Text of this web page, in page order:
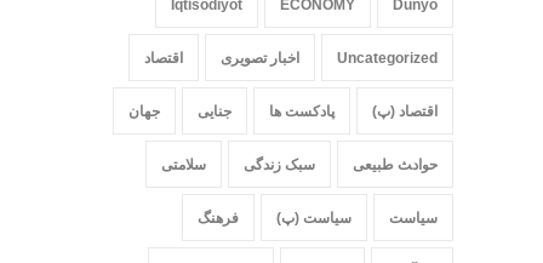
Dunyo
ECONOMY
Iqtisodiyot
Uncategorized اخبار تصویری اقتصاد
اقتصاد (پ) پادکست ها جنایی جهان
حواد‍‍‍ث طبیعی سبک زندگی سلامتی
سیاست سیاست (پ) فرهنگ